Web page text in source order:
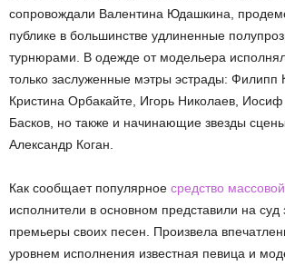
сопровождали Валентина Юдашкина,
публике в большинстве удлиненные
турнюрами. В одежде от модельера
только заслуженные мэтры эстрады: Филипп
Кристина Орбакайте, Игорь Николаев,
Басков, но также и начинающие звезды
Александр Коган.
Как сообщает популярное средство
исполнители в основном представили на суд
премьеры своих песен. Произвела
уровнем исполнения известная певица и